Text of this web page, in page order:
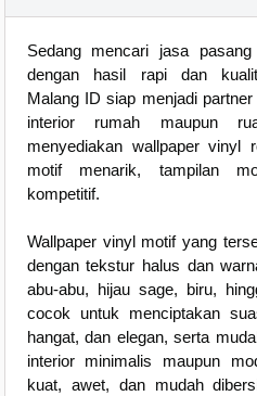
Sedang mencari jasa
dengan hasil rapi dan
Malang ID siap menjadi
interior rumah maupun
menyediakan wallpaper vinyl
motif menarik, tampilan
kompetitif.
Wallpaper vinyl motif yang
dengan tekstur halus dan
abu-abu, hijau sage, biru,
cocok untuk menciptakan
hangat, dan elegan, serta
interior minimalis maupun
kuat, awet, dan mudah